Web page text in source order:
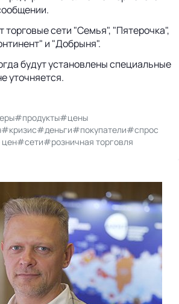
торговые сети "Семья", "Пятерочка",
и "Добрыня".
будут установлены специальные
уточняется.
#продукты#цены
#кризис#деньги#покупатели#спрос
#сети#розничная торговля